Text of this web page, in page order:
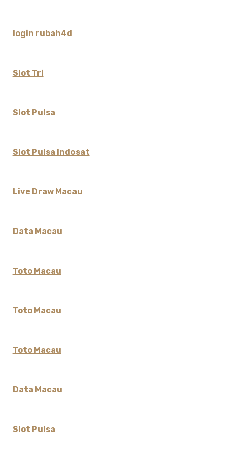
login rubah4d
Slot Tri
Slot Pulsa
Slot Pulsa Indosat
Live Draw Macau
Data Macau
Toto Macau
Toto Macau
Toto Macau
Data Macau
Slot Pulsa